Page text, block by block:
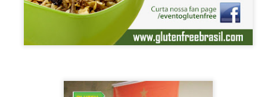
e o brunch com ingredientes da Amazônia
do Congresso foi feita a apresentação da Região Mundial de